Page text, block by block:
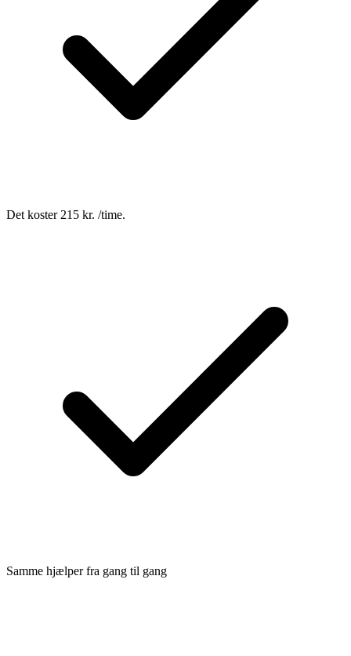
Det koster 215 kr. /time.
Samme hjælper fra gang til gang